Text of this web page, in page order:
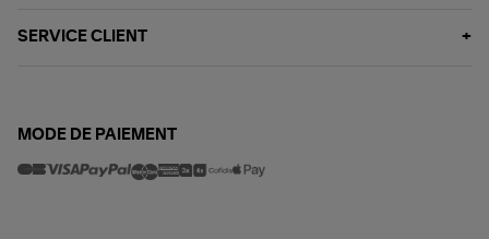
SERVICE CLIENT
MODE DE PAIEMENT